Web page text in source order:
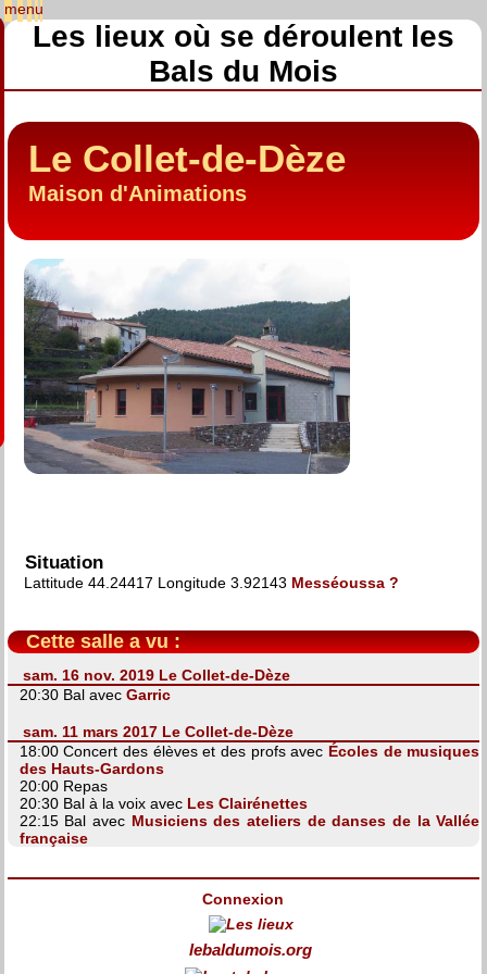
Les lieux où se déroulent les
Bals du Mois
Le Collet-de-Dèze
Maison d'Animations
Situation
Lattitude 44.24417 Longitude 3.92143 Messéoussa ?
Cette salle a vu :
sam. 16 nov. 2019 Le Collet-de-Dèze
20:30 Bal avec Garric
sam. 11 mars 2017 Le Collet-de-Dèze
18:00 Concert des élèves et des profs avec Écoles de musiques
des Hauts-Gardons
20:00 Repas
20:30 Bal à la voix avec Les Clairénettes
22:15 Bal avec Musiciens des ateliers de danses de la Vallée
française
Connexion
lebaldumois.org